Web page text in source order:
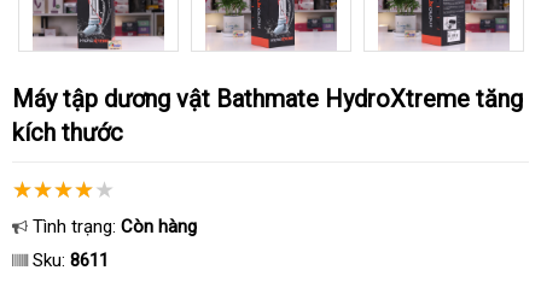
Máy tập dương vật Bathmate HydroXtreme tăng
kích thước
Tình trạng: Còn hàng
Sku: 8611